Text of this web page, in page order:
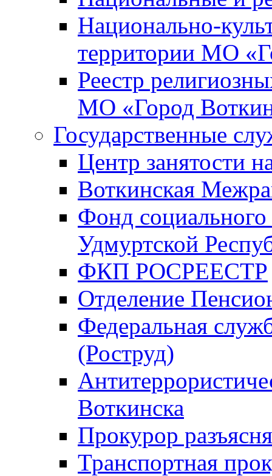
Национально-
территории МО
Реестр
МО «Город
Государственные
Центр занятости
Воткинская
Фонд
Удмуртской
ФКП РОСРЕЕСТР
Отделение
Федеральная
(Роструд)
Воткинска
Прокурор
Транспортная